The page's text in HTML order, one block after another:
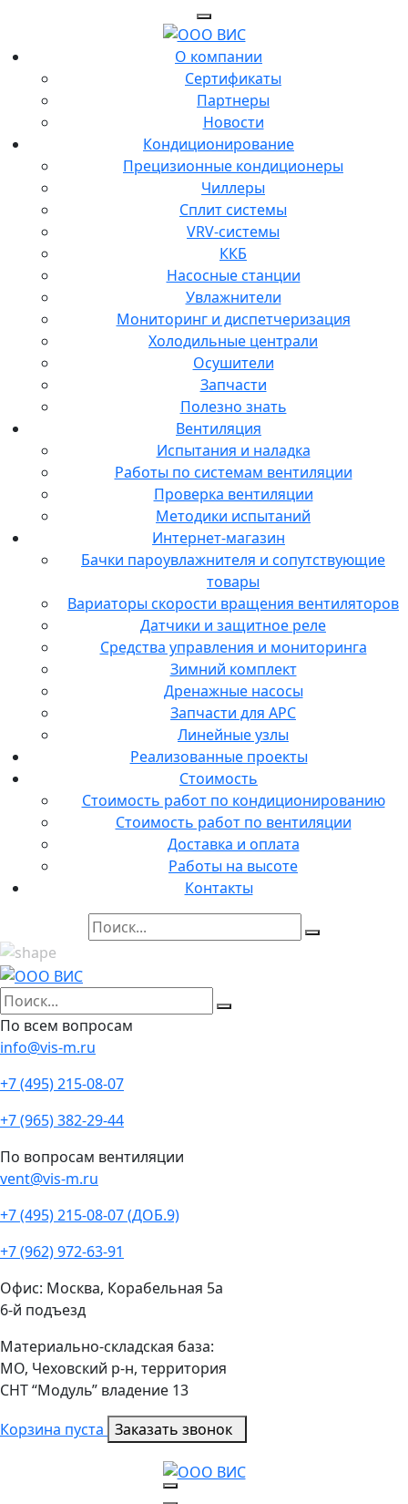
О компании
Сертификаты
Партнеры
Новости
Кондиционирование
Прецизионные кондиционеры
Чиллеры
Сплит системы
VRV-системы
ККБ
Насосные станции
Увлажнители
Мониторинг и диспетчеризация
Холодильные централи
Осушители
Запчасти
Полезно знать
Вентиляция
Испытания и наладка
Работы по системам вентиляции
Проверка вентиляции
Методики испытаний
Интернет-магазин
Бачки пароувлажнителя и сопутствующие
товары
Вариаторы скорости вращения вентиляторов
Датчики и защитное реле
Средства управления и мониторинга
Зимний комплект
Дренажные насосы
Запчасти для APC
Линейные узлы
Реализованные проекты
Стоимость
Стоимость работ по кондиционированию
Стоимость работ по вентиляции
Доставка и оплата
Работы на высоте
Контакты
По всем вопросам
info@vis-m.ru
+7 (495) 215-08-07
+7 (965) 382-29-44
По вопросам вентиляции
vent@vis-m.ru
+7 (495) 215-08-07 (ДОБ.9)
+7 (962) 972-63-91
Офис: Москва, Корабельная 5а
6-й подъезд
Материально-складская база:
МО, Чеховский р-н, территория
СНТ “Модуль” владение 13
Корзина пуста Заказать звонок